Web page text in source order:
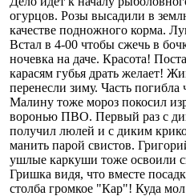
огурцов. Розы высадили в
качестве подножного корма.
Встал в 4-00 чтобы сжечь в
ночевка на даче. Красота!
карасям губья драть желает!
перенесли зиму. Часть погибла
Малину тоже мороз покосил
воронью ПВО. Первый раз с
получил люлей и с диким
манить парой свистов.
ушлые каркуши тоже освоили
Гришка видя, что вместе
столба громкое "Кар"! Куда